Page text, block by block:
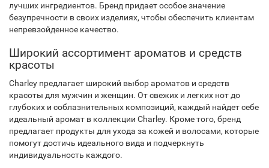
лучших ингредиентов. Бренд придает особое значение
безупречности в своих изделиях, чтобы обеспечить клиентам
непревзойденное качество.
Широкий ассортимент ароматов и средств
красоты
Charley предлагает широкий выбор ароматов и средств
красоты для мужчин и женщин. От свежих и легких нот до
глубоких и соблазнительных композиций, каждый найдет себе
идеальный аромат в коллекции Charley. Кроме того, бренд
предлагает продукты для ухода за кожей и волосами, которые
помогут достичь идеального вида и подчеркнуть
индивидуальность каждого.